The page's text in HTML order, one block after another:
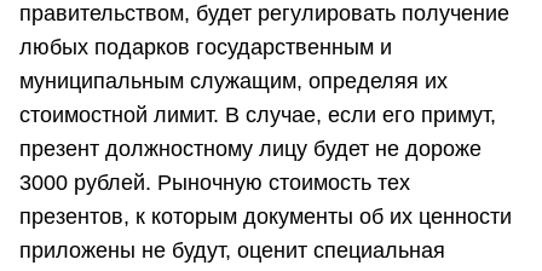
правительством, будет регулировать получение
любых подарков государственным и
муниципальным служащим, определяя их
стоимостной лимит. В случае, если его примут,
презент должностному лицу будет не дороже
3000 рублей. Рыночную стоимость тех
презентов, к которым документы об их ценности
приложены не будут, оценит специальная